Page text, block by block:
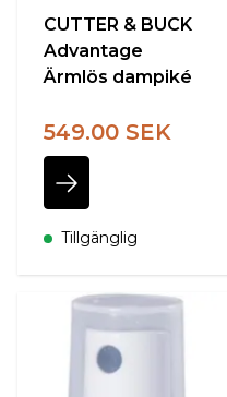
CUTTER & BUCK
Advantage
Ärmlös dampiké
549.00 SEK
Tillgänglig